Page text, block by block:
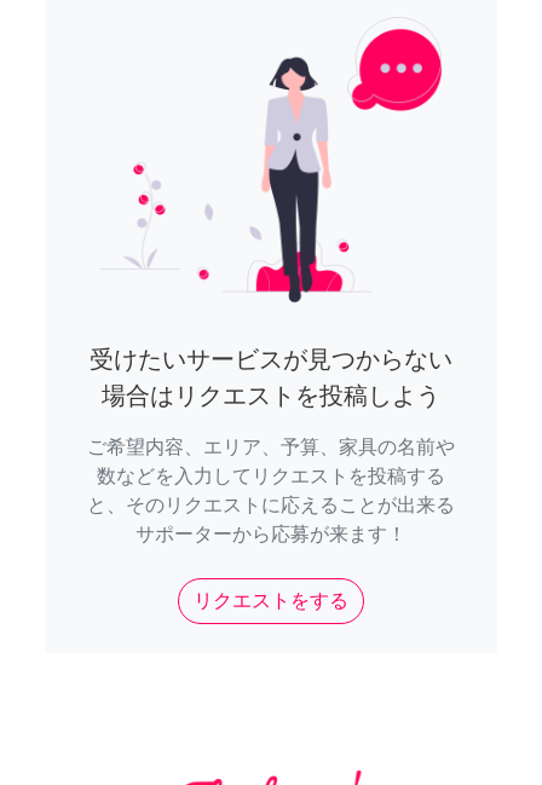
受けたいサービスが見つからない
場合はリクエストを投稿しよう
ご希望内容、エリア、予算、家具の名前や
数などを入力してリクエストを投稿する
と、そのリクエストに応えることが出来る
サポーターから応募が来ます！
リクエストをする